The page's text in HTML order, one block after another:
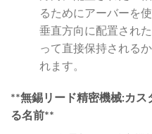
るためにアーバーを
垂直方向に配置され
って直接保持される
れます。
**無錫リード精密機械:カス
る名前**